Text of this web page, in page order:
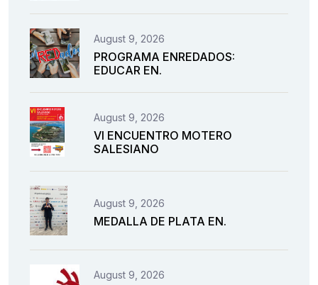
August 9, 2026
PROGRAMA ENREDADOS:
EDUCAR EN.
August 9, 2026
VI ENCUENTRO MOTERO
SALESIANO
August 9, 2026
MEDALLA DE PLATA EN.
August 9, 2026